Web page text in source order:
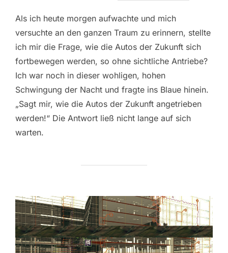
Als ich heute morgen aufwachte und mich
versuchte an den ganzen Traum zu erinnern, stellte
ich mir die Frage, wie die Autos der Zukunft sich
fortbewegen werden, so ohne sichtliche Antriebe?
Ich war noch in dieser wohligen, hohen
Schwingung der Nacht und fragte ins Blaue hinein.
„Sagt mir, wie die Autos der Zukunft angetrieben
werden!“ Die Antwort ließ nicht lange auf sich
warten.